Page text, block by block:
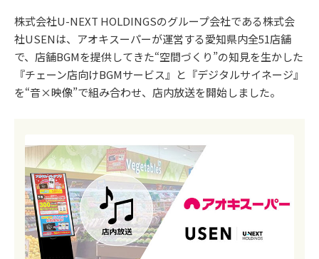
株式会社U-NEXT HOLDINGSのグループ会社である株式会
社USENは、アオキスーパーが運営する愛知県内全51店舗
で、店舗BGMを提供してきた“空間づくり”の知見を生かした
『チェーン店向けBGMサービス』と『デジタルサイネージ』
を“音×映像”で組み合わせ、店内放送を開始しました。